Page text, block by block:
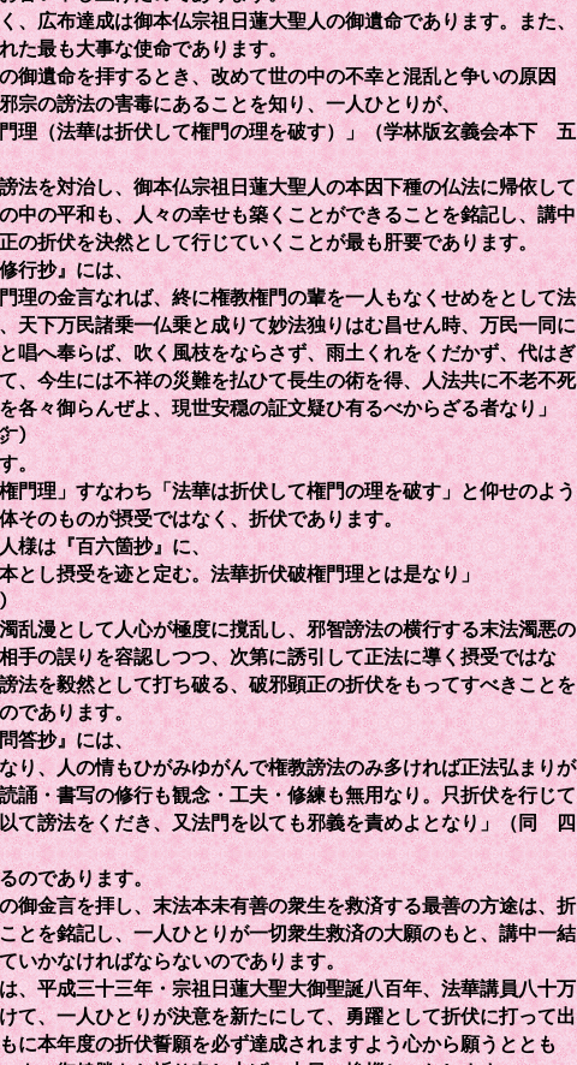
広布達成は御本仏宗祖日蓮大聖人の御遺命であります。また、
た最も大事な使命であります。
遺命を拝するとき、改めて世の中の不幸と混乱と争いの原因
宗の謗法の害毒にあることを知り、一人ひとりが、
理（法華は折伏して権門の理を破す）」（学林版玄義会本下 五
法を対治し、御本仏宗祖日蓮大聖人の本因下種の仏法に帰依して
中の平和も、人々の幸せも築くことができることを銘記し、講中
の折伏を決然として行じていくことが最も肝要であります。
行抄』には、
理の金言なれば、終に権教権門の輩を一人もなくせめをとして法
天下万民諸乗一仏乗と成りて妙法独りはむ昌せん時、万民一同に
唱へ奉らば、吹く風枝をならさず、雨土くれをくだかず、代はぎ
、今生には不祥の災難を払ひて長生の術を得、人法共に不老不死
各々御らんぜよ、現世安穏の証文疑ひ有るべからざる者なり」
）
。
理」すなわち「法華は折伏して権門の理を破す」と仰せのよう
そのものが摂受ではなく、折伏であります。
様は『百六箇抄』に、
とし摂受を迹と定む。法華折伏破権門理とは是なり」
乱漫として人心が極度に撹乱し、邪智謗法の横行する末法濁悪の
手の誤りを容認しつつ、次第に誘引して正法に導く摂受ではな
法を毅然として打ち破る、破邪顕正の折伏をもってすべきことを
であります。
答抄』には、
なり、人の情もひがみゆがんで権教謗法のみ多ければ正法弘まりが
誦・書写の修行も観念・工夫・修練も無用なり。只折伏を行じて
て謗法をくだき、又法門を以ても邪義を責めよとなり」（同 四
のであります。
金言を拝し、末法本未有善の衆生を救済する最善の方途は、折
とを銘記し、一人ひとりが一切衆生救済の大願のもと、講中一結
いかなければならないのであります。
平成三十三年・宗祖日蓮大聖大御聖誕八百年、法華講員八十万
て、一人ひとりが決意を新たにして、勇躍として折伏に打って出
に本年度の折伏誓願を必ず達成されますよう心から願うととも